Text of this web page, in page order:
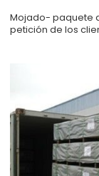
Mojado- paquete
petición de los